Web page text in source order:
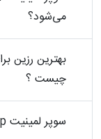
می‌شود؟
چیست ؟
سوپر لمینیت ‏Frp‏ را چگونه و از کجا تهیه نماییم ؟